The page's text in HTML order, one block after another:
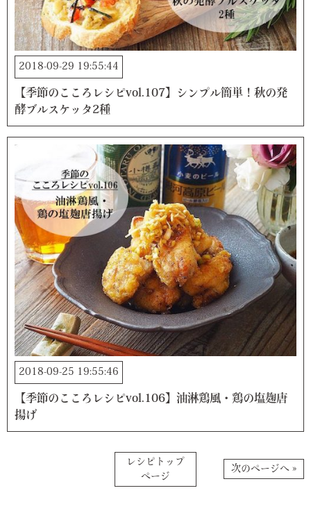
2018-09-29 19:55:44
【季節のこころレシピvol.107】シンプル簡単！秋の発
酵ブルスケッタ2種
2018-09-25 19:55:46
【季節のこころレシピvol.106】油淋鶏風・鶏の塩麹唐
揚げ
レシピトップ
ページ
次のページへ »